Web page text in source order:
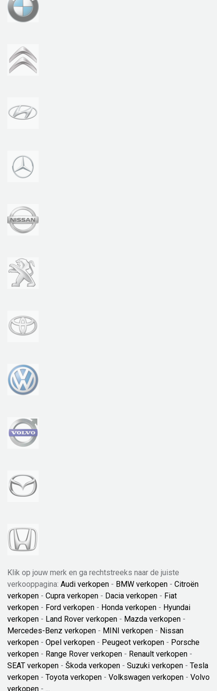
Klik op jouw merk en ga rechtstreeks naar de juiste
verkooppagina: Audi verkopen - BMW verkopen - Citroën
verkopen - Cupra verkopen - Dacia verkopen - Fiat
verkopen - Ford verkopen - Honda verkopen - Hyundai
verkopen - Land Rover verkopen - Mazda verkopen -
Mercedes-Benz verkopen - MINI verkopen - Nissan
verkopen - Opel verkopen - Peugeot verkopen - Porsche
verkopen - Range Rover verkopen - Renault verkopen -
SEAT verkopen - Škoda verkopen - Suzuki verkopen - Tesla
verkopen - Toyota verkopen - Volkswagen verkopen - Volvo
verkopen - ...